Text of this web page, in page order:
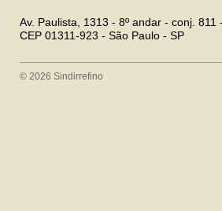
Av. Paulista, 1313 - 8º andar - conj. 811
CEP 01311-923 - São Paulo - SP
© 2026 Sindirrefino